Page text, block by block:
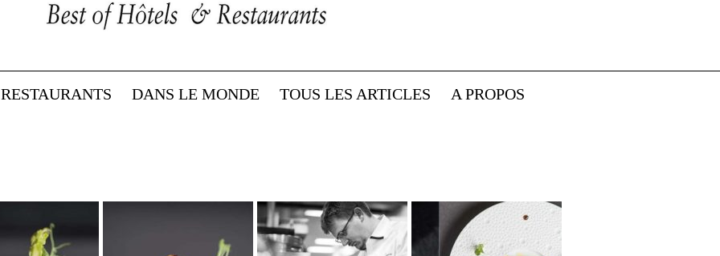
RESTAURANTS DANS LE MONDE TOUS LES ARTICLES A PROPOS